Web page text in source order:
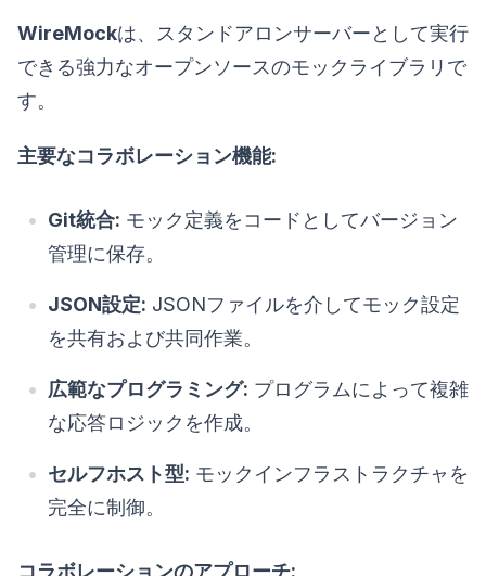
WireMockは、スタンドアロンサーバーとして実行
できる強力なオープンソースのモックライブラリで
す。
主要なコラボレーション機能:
Git統合: モック定義をコードとしてバージョン
管理に保存。
JSON設定: JSONファイルを介してモック設定
を共有および共同作業。
広範なプログラミング: プログラムによって複雑
な応答ロジックを作成。
セルフホスト型: モックインフラストラクチャを
完全に制御。